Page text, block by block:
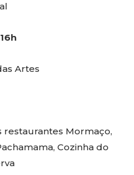
Artes
Mormaço,
Cozinha do